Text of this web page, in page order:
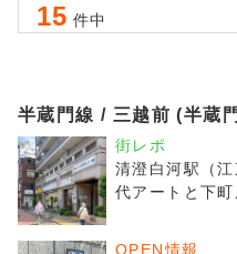
15 件中
半蔵門線 / 三越前 (半蔵
街レポ
清澄白河駅（
代アートと下
OPEN情報